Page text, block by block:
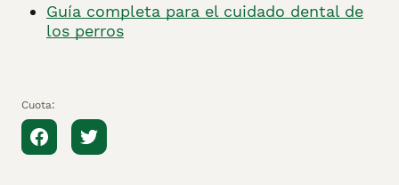
Cuota:
Guía completa para el cuidado dental de
los perros